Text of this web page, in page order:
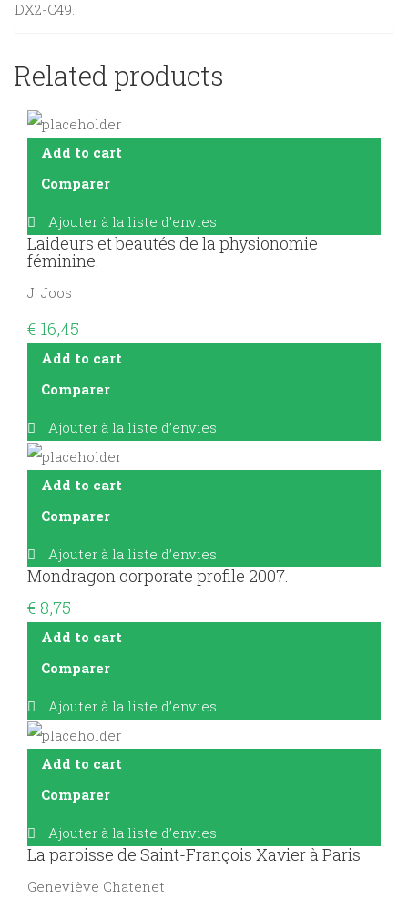
DX2-C49.
Related products
Add to cart
Comparer
Ajouter à la liste d’envies
Laideurs et beautés de la physionomie
féminine.
J. Joos
€ 16,45
Add to cart
Comparer
Ajouter à la liste d’envies
Add to cart
Comparer
Ajouter à la liste d’envies
Mondragon corporate profile 2007.
€ 8,75
Add to cart
Comparer
Ajouter à la liste d’envies
Add to cart
Comparer
Ajouter à la liste d’envies
La paroisse de Saint-François Xavier à Paris
Geneviève Chatenet